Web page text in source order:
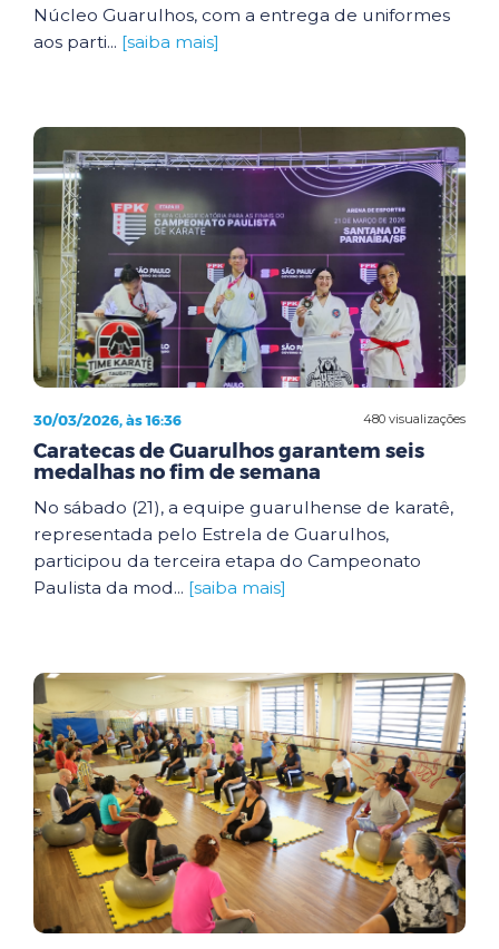
Núcleo Guarulhos, com a entrega de uniformes
aos parti... [saiba mais]
480 visualizações
30/03/2026, às 16:36
Caratecas de Guarulhos garantem seis
medalhas no fim de semana
No sábado (21), a equipe guarulhense de karatê,
representada pelo Estrela de Guarulhos,
participou da terceira etapa do Campeonato
Paulista da mod... [saiba mais]